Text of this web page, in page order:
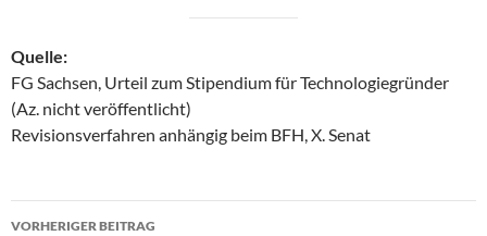
Quelle:
FG Sachsen, Urteil zum Stipendium für Technologiegründer
(Az. nicht veröffentlicht)
Revisionsverfahren anhängig beim BFH, X. Senat
Beitragsnavigation
VORHERIGER BEITRAG